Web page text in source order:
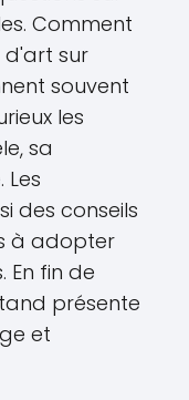
Comment
sur
souvent
les
sa
des conseils
à adopter
En fin de
présente
et